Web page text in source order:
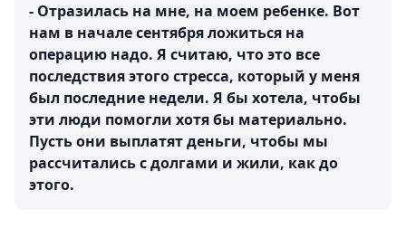
- Отразилась на мне, на моем ребенке. Вот
нам в начале сентября ложиться на
операцию надо. Я считаю, что это все
последствия этого стресса, который у меня
был последние недели. Я бы хотела, чтобы
эти люди помогли хотя бы материально.
Пусть они выплатят деньги, чтобы мы
рассчитались с долгами и жили, как до
этого.